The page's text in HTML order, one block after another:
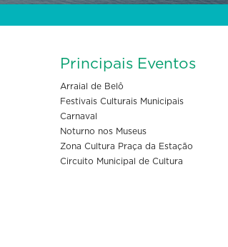
Principais Eventos
Arraial de Belô
Festivais Culturais Municipais
Carnaval
Noturno nos Museus
Zona Cultura Praça da Estação
Circuito Municipal de Cultura